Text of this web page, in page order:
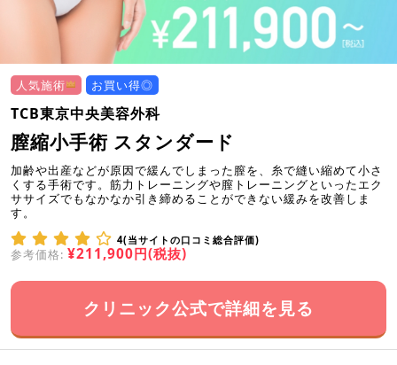
人気施術 お買い得◎
TCB東京中央美容外科
膣縮小手術 スタンダード
加齢や出産などが原因で緩んでしまった膣を、糸で縫い縮めて小さ
くする手術です。筋力トレーニングや膣トレーニングといったエク
ササイズでもなかなか引き締めることができない緩みを改善しま
す。
4(当サイトの口コミ総合評価)
参考価格: ¥211,900円(税抜)
クリニック公式で詳細を見る